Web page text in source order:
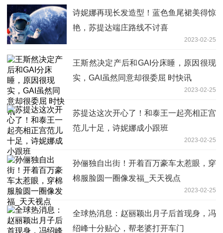
诗妮娜再现长发造型！蓝色鱼尾裙美得惊
艳，苏提达端庄路线不讨喜
2023-02-25
王斯然决定产后和GAI分床睡，原因很现
实，GAI虽然同意却很委屈 时快讯
2023-02-25
苏提达这次开心了！和泰王一起亮相正宫
范儿十足，诗妮娜成小跟班
2023-02-25
孙俪独自出街！开着百万豪车太惹眼，穿
棉服脸圆一圈像发福_天天视点
2023-02-25
全球热消息：赵丽颖出月子后首现身，冯
绍峰十分贴心，帮老婆打开车门